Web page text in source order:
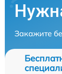
Закажите